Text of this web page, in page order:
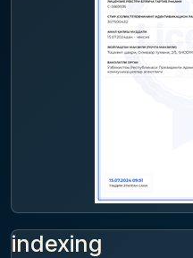
indexing